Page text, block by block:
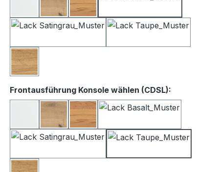
BalkeneicheKernbuche
Wildeiche
Frontausführung Konsole wählen (CDSL):
BalkeneicheKernbuche